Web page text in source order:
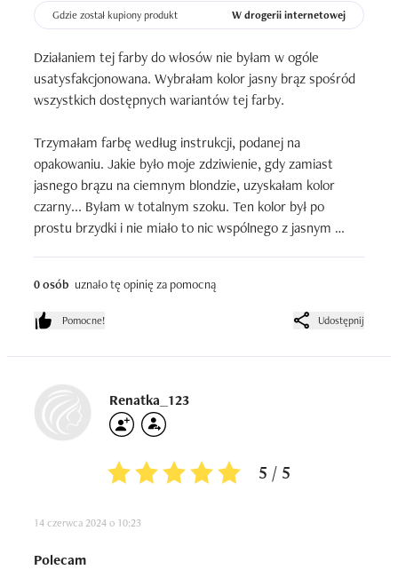
Gdzie został kupiony produkt W drogerii internetowej
Działaniem tej farby do włosów nie byłam w ogóle
usatysfakcjonowana. Wybrałam kolor jasny brąz spośród
wszystkich dostępnych wariantów tej farby.
Trzymałam farbę według instrukcji, podanej na
opakowaniu. Jakie było moje zdziwienie, gdy zamiast
jasnego brązu na ciemnym blondzie, uzyskałam kolor
czarny... Byłam w totalnym szoku. Ten kolor był po
prostu brzydki i nie miało to nic wspólnego z jasnym
Farba na dodatek wypłukiwała się z włosów byle jak,
pozostawiając w niektórych miejscach po prostu plamy.
Powiedziałam sobie,że nigdy więcej tej farby. Teraz
0 osób uznało tę opinię za pomocną
Pomocne! Udostępnij
Renatka_123
5 / 5
14 czerwca 2024 o 10:23
Polecam